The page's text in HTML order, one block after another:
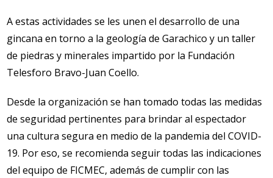
A estas actividades se les unen el desarrollo de una
gincana en torno a la geología de Garachico y un taller
de piedras y minerales impartido por la Fundación
Telesforo Bravo-Juan Coello.
Desde la organización se han tomado todas las medidas
de seguridad pertinentes para brindar al espectador
una cultura segura en medio de la pandemia del COVID-
19. Por eso, se recomienda seguir todas las indicaciones
del equipo de FICMEC, además de cumplir con las